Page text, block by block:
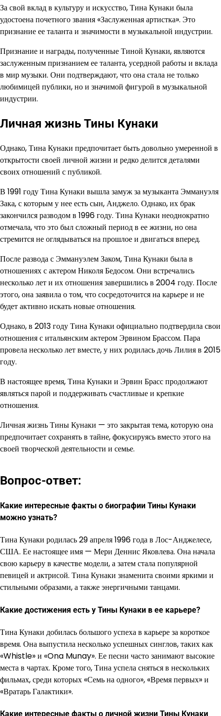
За свой вклад в культуру и искусство, Тина Кунаки была
удостоена почетного звания «Заслуженная артистка». Это
признание ее таланта и значимости в музыкальной индустрии.
Признание и награды, полученные Тиной Кунаки, являются
заслуженным признанием ее таланта, усердной работы и вклада
в мир музыки. Они подтверждают, что она стала не только
любимицей публики, но и значимой фигурой в музыкальной
индустрии.
Личная жизнь Тины Кунаки
Однако, Тина Кунаки предпочитает быть довольно умеренной в
открытости своей личной жизни и редко делится деталями
своих отношений с публикой.
В 1991 году Тина Кунаки вышла замуж за музыканта Эммануэля
Зака, с которым у нее есть сын, Анджело. Однако, их брак
закончился разводом в 1996 году. Тина Кунаки неоднократно
отмечала, что это был сложный период в ее жизни, но она
стремится не оглядываться на прошлое и двигаться вперед.
После развода с Эммануэлем Заком, Тина Кунаки была в
отношениях с актером Николя Бедосом. Они встречались
несколько лет и их отношения завершились в 2004 году. После
этого, она заявила о том, что сосредоточится на карьере и не
будет активно искать новые отношения.
Однако, в 2013 году Тина Кунаки официально подтвердила свои
отношения с итальянским актером Эрвином Брассом. Пара
провела несколько лет вместе, у них родилась дочь Лилия в 2015
году.
В настоящее время, Тина Кунаки и Эрвин Брасс продолжают
являться парой и поддерживать счастливые и крепкие
отношения.
Личная жизнь Тины Кунаки — это закрытая тема, которую она
предпочитает сохранять в тайне, фокусируясь вместо этого на
своей творческой деятельности и семье.
Вопрос-ответ:
Какие интересные факты о биографии Тины Кунаки
можно узнать?
Тина Кунаки родилась 29 апреля 1996 года в Лос-Анджелесе,
США. Ее настоящее имя — Мери Деннис Яковлева. Она начала
свою карьеру в качестве модели, а затем стала популярной
певицей и актрисой. Тина Кунаки знаменита своими яркими и
стильными образами, а также энергичными танцами.
Какие достижения есть у Тины Кунаки в ее карьере?
Тина Кунаки добилась большого успеха в карьере за короткое
время. Она выпустила несколько успешных синглов, таких как
«Whistle» и «Ona Munay». Ее песни часто занимают высокие
места в чартах. Кроме того, Тина успела сняться в нескольких
фильмах, среди которых «Семь на одного», «Время первых» и
«Вратарь Галактики».
Какие интересные факты о личной жизни Тины Кунаки